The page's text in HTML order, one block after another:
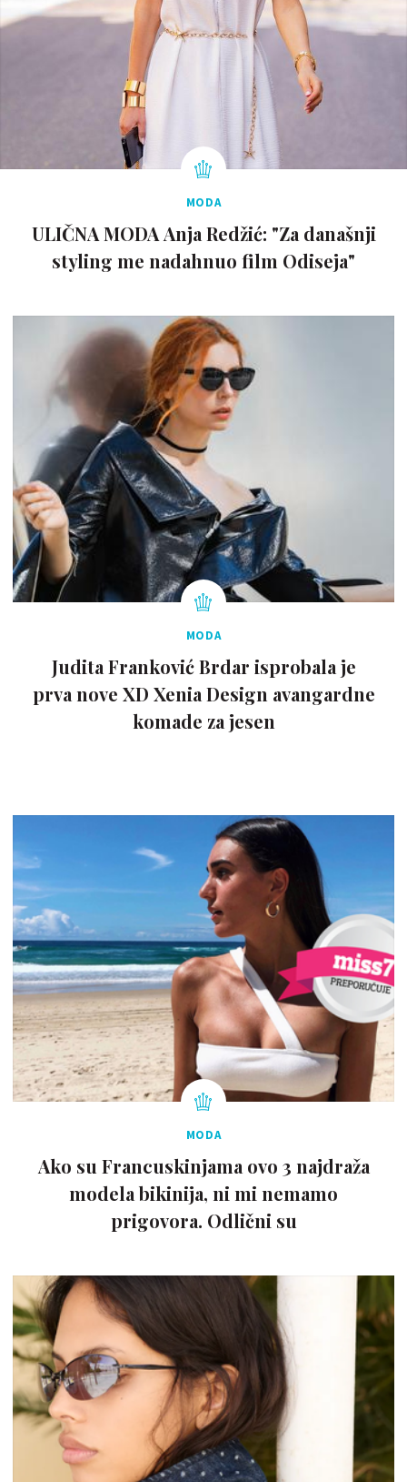
MODA
ULIČNA MODA Anja Redžić: "Za današnji
styling me nadahnuo film Odiseja"
MODA
Judita Franković Brdar isprobala je
prva nove XD Xenia Design avangardne
komade za jesen
MODA
Ako su Francuskinjama ovo 3 najdraža
modela bikinija, ni mi nemamo
prigovora. Odlični su